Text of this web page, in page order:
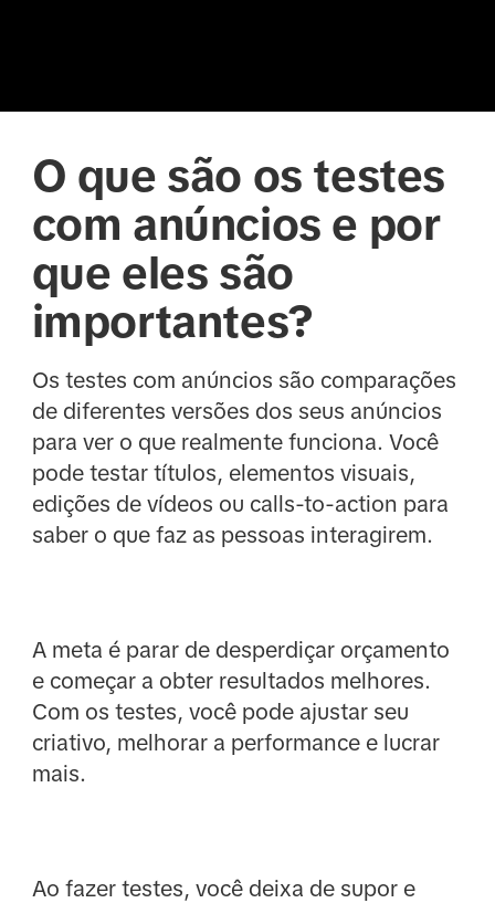
O que são os testes
com anúncios e por
que eles são
importantes?
Os testes com anúncios são comparações
de diferentes versões dos seus anúncios
para ver o que realmente funciona. Você
pode testar títulos, elementos visuais,
edições de vídeos ou calls-to-action para
saber o que faz as pessoas interagirem.
A meta é parar de desperdiçar orçamento
e começar a obter resultados melhores.
Com os testes, você pode ajustar seu
criativo, melhorar a performance e lucrar
mais.
Ao fazer testes, você deixa de supor e